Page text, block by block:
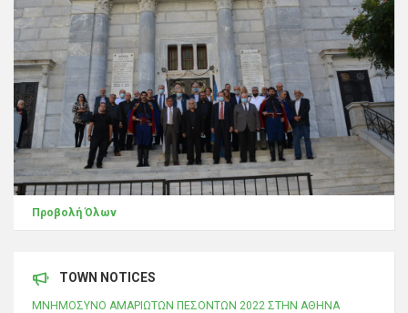
Προβολή Όλων
TOWN NOTICES
ΜΝΗΜΟΣΥΝΟ ΑΜΑΡΙΩΤΩΝ ΠΕΣΟΝΤΩΝ 2022 ΣΤΗΝ ΑΘΗΝΑ